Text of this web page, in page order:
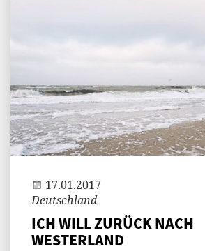
Jenny
17.01.2017
Deutschland
ICH WILL ZURÜCK NACH
WESTERLAND